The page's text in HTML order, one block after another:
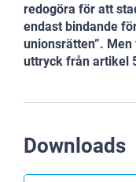
redogöra för att
endast bindande
unionsrätten”. Men
uttryck från artikel
Downloads